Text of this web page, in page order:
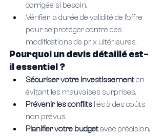
corrigée si besoin.
Vérifier la durée de validité de l’offre
pour se protéger contre des
modifications de prix ultérieures.
Pourquoi un devis détaillé est-
il essentiel ?
Sécuriser votre investissement en
évitant les mauvaises surprises.
Prévenir les conflits liés à des coûts
non prévus.
Planifier votre budget avec précision.